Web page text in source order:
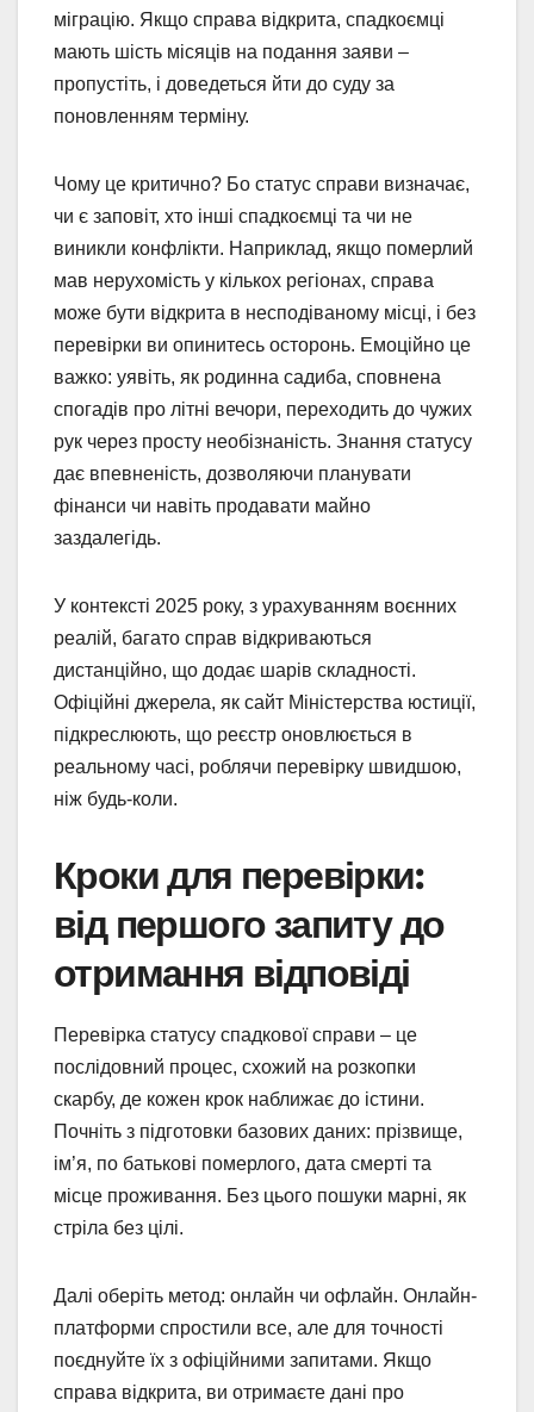
міграцію. Якщо справа відкрита, спадкоємці
мають шість місяців на подання заяви –
пропустіть, і доведеться йти до суду за
поновленням терміну.
Чому це критично? Бо статус справи визначає,
чи є заповіт, хто інші спадкоємці та чи не
виникли конфлікти. Наприклад, якщо померлий
мав нерухомість у кількох регіонах, справа
може бути відкрита в несподіваному місці, і без
перевірки ви опинитесь осторонь. Емоційно це
важко: уявіть, як родинна садиба, сповнена
спогадів про літні вечори, переходить до чужих
рук через просту необізнаність. Знання статусу
дає впевненість, дозволяючи планувати
фінанси чи навіть продавати майно
заздалегідь.
У контексті 2025 року, з урахуванням воєнних
реалій, багато справ відкриваються
дистанційно, що додає шарів складності.
Офіційні джерела, як сайт Міністерства юстиції,
підкреслюють, що реєстр оновлюється в
реальному часі, роблячи перевірку швидшою,
ніж будь-коли.
Кроки для перевірки:
від першого запиту до
отримання відповіді
Перевірка статусу спадкової справи – це
послідовний процес, схожий на розкопки
скарбу, де кожен крок наближає до істини.
Почніть з підготовки базових даних: прізвище,
ім’я, по батькові померлого, дата смерті та
місце проживання. Без цього пошуки марні, як
стріла без цілі.
Далі оберіть метод: онлайн чи офлайн. Онлайн-
платформи спростили все, але для точності
поєднуйте їх з офіційними запитами. Якщо
справа відкрита, ви отримаєте дані про